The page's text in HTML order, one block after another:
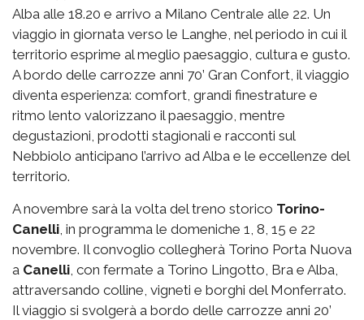
Alba alle 18.20 e arrivo a Milano Centrale alle 22. Un
viaggio in giornata verso le Langhe, nel periodo in cui il
territorio esprime al meglio paesaggio, cultura e gusto.
A bordo delle carrozze anni 70’ Gran Confort, il viaggio
diventa esperienza: comfort, grandi finestrature e
ritmo lento valorizzano il paesaggio, mentre
degustazioni, prodotti stagionali e racconti sul
Nebbiolo anticipano l’arrivo ad Alba e le eccellenze del
territorio.
A novembre sarà la volta del treno storico Torino-
Canelli, in programma le domeniche 1, 8, 15 e 22
novembre. Il convoglio collegherà Torino Porta Nuova
a Canelli, con fermate a Torino Lingotto, Bra e Alba,
attraversando colline, vigneti e borghi del Monferrato.
Il viaggio si svolgerà a bordo delle carrozze anni 20’